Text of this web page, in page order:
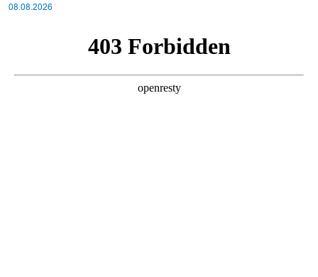
08.08.2026